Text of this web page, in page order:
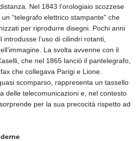
Nel 1843 l’orologiaio scozzese
“telegrafo elettrico stampante” che
per riprodurre disegni. Pochi anni
l’uso di cilindri rotanti,
La svolta avvenne con il
che nel 1865 lanciò il pantelegrafo,
che collegava Parigi e Lione.
scomparso, rappresenta un tassello
delle telecomunicazioni e, nel contesto
per la sua precocità rispetto ad